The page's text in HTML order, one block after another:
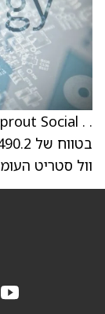
וול סטריט העומד על 506.57